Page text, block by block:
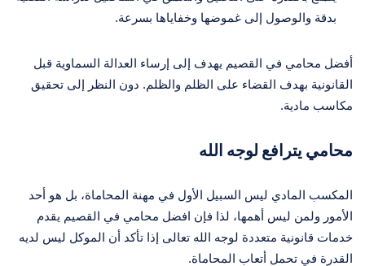
بدقة والوصول إلى غموضها وخفاياها بسرعة.
أفضل محامي في القصيم يهدف إلى إرساء العدالة السماوية قبل
القانونية بهدف القضاء على الظلم والظلم. دون النظر إلى تحقيق
مكاسب مادية.
محامي يترافع لوجه الله
المكسب المادي ليس السبيل الأول في مهنة المحاماة، بل هو أحد
الأمور ولمن ليس أهمها، لذا فإن افضل محامي في القصيم يقدم
خدمات قانونية متعددة لوجه الله تعالى إذا تأكد أن الموكل ليس لديه
القدرة في تحمل أتعاب المحاماة.